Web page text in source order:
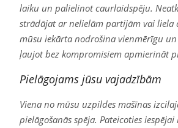
laiku un palielinot caurlaidspēju.
strādājat ar nelielām partijām vai liela
mūsu iekārta nodrošina vienmērīgu
ļaujot bez kompromisiem apmierināt
Pielāgojams jūsu vajadzībām
Viena no mūsu uzpildes mašīnas
pielāgošanās spēja. Pateicoties